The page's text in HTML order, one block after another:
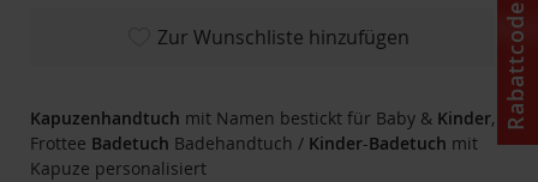
Zur Wunschliste hinzufügen
Kapuzenhandtuch mit Namen bestickt für Baby & Kinder,
Frottee Badetuch Badehandtuch / Kinder-Badetuch mit
Kapuze personalisiert
Rabattcode